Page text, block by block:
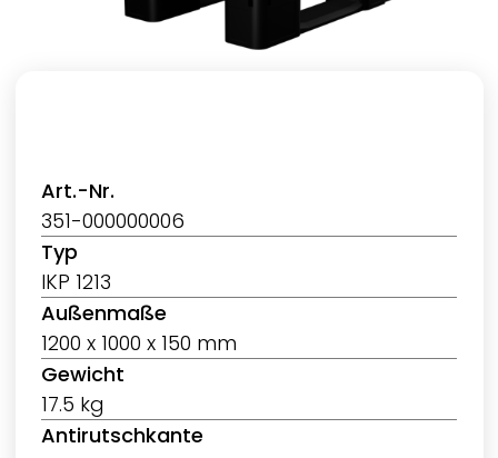
Art.-Nr.
351-000000006
Typ
IKP 1213
Außenmaße
1200 x 1000 x 150 mm
Gewicht
17.5 kg
Antirutschkante